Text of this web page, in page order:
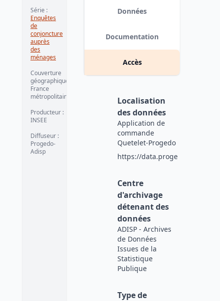
Série :
Enquêtes
de
conjoncture
auprès
des
ménages
Couverture
géographique
France
métropolitaine
Producteur :
INSEE
Diffuseur :
Progedo-
Adisp
Données
Documentation
Accès
Localisation
des données
Application de
commande
Quetelet-Progedo
https://data.progedo.fr
Centre
d'archivage
détenant des
données
ADISP - Archives
de Données
Issues de la
Statistique
Publique
Type de